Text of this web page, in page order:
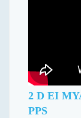
2 D EI
PPS